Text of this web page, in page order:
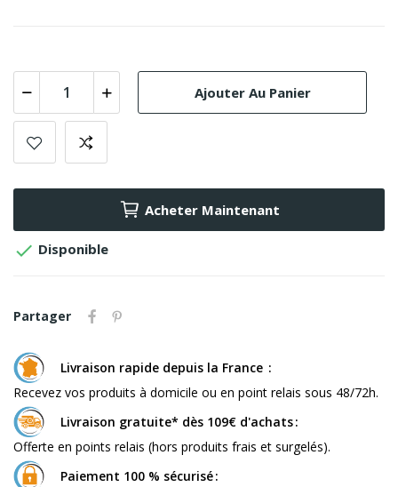
Ajouter Au Panier
Acheter Maintenant
 Disponible
Partager
Livraison rapide depuis la France
Recevez vos produits à domicile ou en point relais sous 48/72h.
Livraison gratuite* dès 109€ d'achats
Offerte en points relais (hors produits frais et surgelés).
Paiement 100 % sécurisé